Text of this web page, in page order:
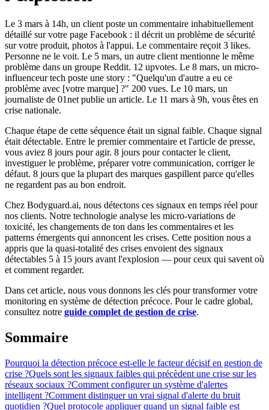
Le 3 mars à 14h, un client poste un commentaire inhabituellement
détaillé sur votre page Facebook : il décrit un problème de sécurité
sur votre produit, photos à l'appui. Le commentaire reçoit 3 likes.
Personne ne le voit. Le 5 mars, un autre client mentionne le même
problème dans un groupe Reddit. 12 upvotes. Le 8 mars, un micro-
influenceur tech poste une story : "Quelqu'un d'autre a eu ce
problème avec [votre marque] ?" 200 vues. Le 10 mars, un
journaliste de 01net publie un article. Le 11 mars à 9h, vous êtes en
crise nationale.
Chaque étape de cette séquence était un signal faible. Chaque signal
était détectable. Entre le premier commentaire et l'article de presse,
vous aviez 8 jours pour agir. 8 jours pour contacter le client,
investiguer le problème, préparer votre communication, corriger le
défaut. 8 jours que la plupart des marques gaspillent parce qu'elles
ne regardent pas au bon endroit.
Chez Bodyguard.ai, nous détectons ces signaux en temps réel pour
nos clients. Notre technologie analyse les micro-variations de
toxicité, les changements de ton dans les commentaires et les
patterns émergents qui annoncent les crises. Cette position nous a
appris que la quasi-totalité des crises envoient des signaux
détectables 5 à 15 jours avant l'explosion — pour ceux qui savent où
et comment regarder.
Dans cet article, nous vous donnons les clés pour transformer votre
monitoring en système de détection précoce. Pour le cadre global,
consultez notre guide complet de gestion de crise.
Sommaire
Pourquoi la détection précoce est-elle le facteur décisif en gestion de
crise ?Quels sont les signaux faibles qui précèdent une crise sur les
réseaux sociaux ?Comment configurer un système d'alertes
intelligent ?Comment distinguer un vrai signal d'alerte du bruit
quotidien ?Quel protocole appliquer quand un signal faible est